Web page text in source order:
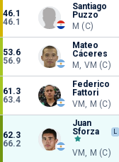
46.1
46.1
Santiago
Puzzo
M (C)
53.6
56.9
Mateo
Cáceres
M, VM (C)
61.3
63.4
Federico
Fattori
VM, M (C)
62.3
66.2
Juan
Sforza
L
VM, M (C)